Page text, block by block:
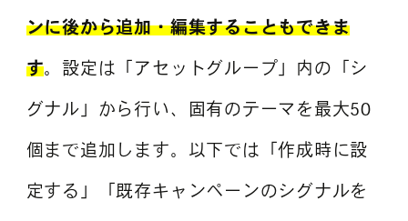
ンに後から追加・編集することもできま
す。設定は「アセットグループ」内の「シ
グナル」から行い、固有のテーマを最大50
個まで追加します。以下では「作成時に設
定する」「既存キャンペーンのシグナルを